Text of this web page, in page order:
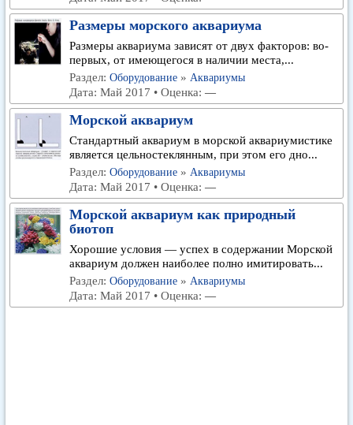
Размеры морского аквариума
Размеры аквариума зависят от двух факторов: во-
первых, от имеющегося в наличии места,...
Раздел: Оборудование » Аквариумы
Дата: Май 2017 • Оценка: —
Морской аквариум
Стандартный аквариум в морской аквариумистике
является цельностеклянным, при этом его дно...
Раздел: Оборудование » Аквариумы
Дата: Май 2017 • Оценка: —
Морской аквариум как природный
биотоп
Хорошие условия — успех в содержании Морской
аквариум должен наиболее полно имитировать...
Раздел: Оборудование » Аквариумы
Дата: Май 2017 • Оценка: —